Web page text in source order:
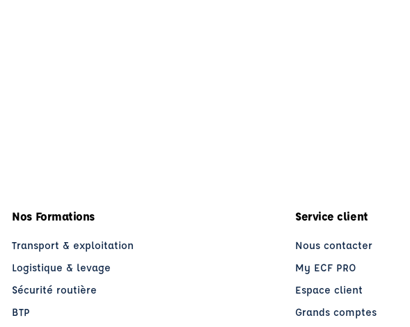
Nos Formations
Transport & exploitation
Logistique & levage
Sécurité routière
BTP
Service client
Nous contacter
My ECF PRO
Espace client
Grands comptes